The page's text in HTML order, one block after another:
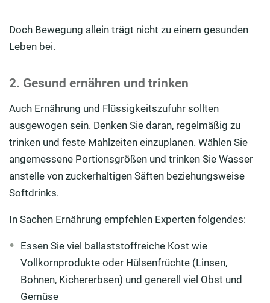
Doch Bewegung allein trägt nicht zu einem gesunden
Leben bei.
2. Gesund ernähren und trinken
Auch Ernährung und Flüssigkeitszufuhr sollten
ausgewogen sein. Denken Sie daran, regelmäßig zu
trinken und feste Mahlzeiten einzuplanen. Wählen Sie
angemessene Portionsgrößen und trinken Sie Wasser
anstelle von zuckerhaltigen Säften beziehungsweise
Softdrinks.
In Sachen Ernährung empfehlen Experten folgendes:
Essen Sie viel ballaststoffreiche Kost wie
Vollkornprodukte oder Hülsenfrüchte (Linsen,
Bohnen, Kichererbsen) und generell viel Obst und
Gemüse